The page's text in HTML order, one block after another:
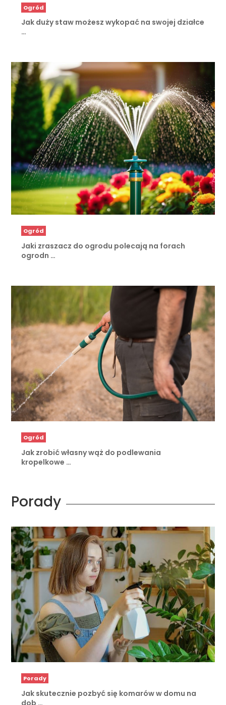
Ogród
Jak duży staw możesz wykopać na swojej działce
…
Ogród
Jaki zraszacz do ogrodu polecają na forach
ogrodn …
Ogród
Jak zrobić własny wąż do podlewania
kropelkowe …
Porady
Porady
Jak skutecznie pozbyć się komarów w domu na
dob …